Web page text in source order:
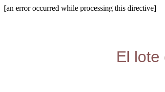
[an error occurred while processing this directive]
El lote